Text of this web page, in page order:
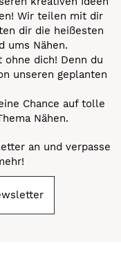
Wir teilen mit dir
dir die heißesten
ums Nähen.
ohne dich! Denn du
unseren geplanten
Chance auf tolle
Nähen.
an und verpasse